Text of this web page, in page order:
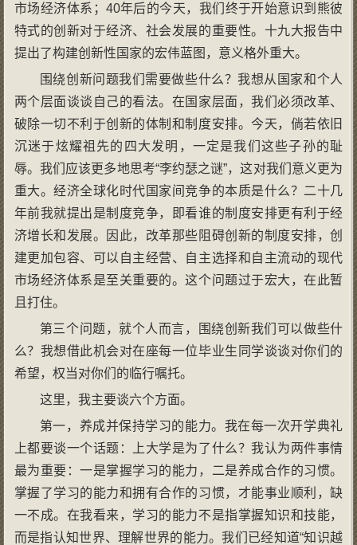
市场经济体系；40年后的今天，我们终于开始意识到熊彼
特式的创新对于经济、社会发展的重要性。十九大报告中
提出了构建创新性国家的宏伟蓝图，意义格外重大。
围绕创新问题我们需要做些什么？我想从国家和个人
两个层面谈谈自己的看法。在国家层面，我们必须改革、
破除一切不利于创新的体制和制度安排。今天，倘若依旧
沉迷于炫耀祖先的四大发明，一定是我们这些子孙的耻
辱。我们应该更多地思考“李约瑟之谜”，这对我们意义更为
重大。经济全球化时代国家间竞争的本质是什么？二十几
年前我就提出是制度竞争，即看谁的制度安排更有利于经
济增长和发展。因此，改革那些阻碍创新的制度安排，创
建更加包容、可以自主经营、自主选择和自主流动的现代
市场经济体系是至关重要的。这个问题过于宏大，在此暂
且打住。
第三个问题，就个人而言，围绕创新我们可以做些什
么？我想借此机会对在座每一位毕业生同学谈谈对你们的
希望，权当对你们的临行嘱托。
这里，我主要谈六个方面。
第一，养成并保持学习的能力。我在每一次开学典礼
上都要谈一个话题：上大学是为了什么？我认为两件事情
最为重要：一是掌握学习的能力，二是养成合作的习惯。
掌握了学习的能力和拥有合作的习惯，才能事业顺利，缺
一不成。在我看来，学习的能力不是指掌握知识和技能，
而是指认知世界、理解世界的能力。我们已经知道“知识越